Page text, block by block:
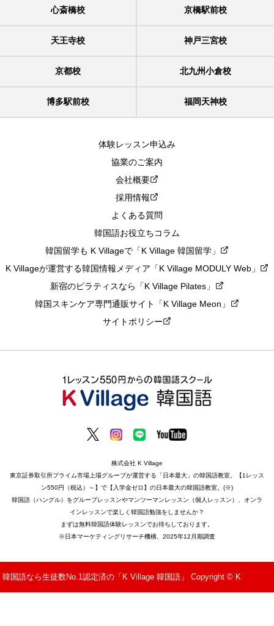
心斎橋校 京橋駅前校
天王寺校 神戸三宮校
京都校 北九州小倉校
博多駅前校 福岡天神校
体験レッスン申込み
協業のご案内
会社概要
採用情報
よくある質問
韓国語お役立ちコラム
韓国留学も K Villageで「K Village 韓国留学」
K Villageが運営する韓国情報メディア「K Village MODULY Web」
新宿のピラティスなら「K Village Pilates」
韓国スキンケア専門通販サイト「K Village Meon」
サイトポリシー
株式会社 K Village
東京証券取引所プライム市場上場グループが運営する「日本最大」の韓国語教室。【1レッス
ン550円（税込）～】で【入学金ゼロ】の日本最大の韓国語教室。(※)
韓国語（ハングル）をグループレッスンやマンツーマンレッスン（個人レッスン）、オンラ
インレッスンで楽しく韓国語勉強をしませんか？
まずは無料韓国語体験レッスンでお待ちしております。
※日本マーケティングリサーチ機構、2025年12月期調査
韓国語なら生徒数No.1認定済の「K Village 韓国語」 Copyright © K